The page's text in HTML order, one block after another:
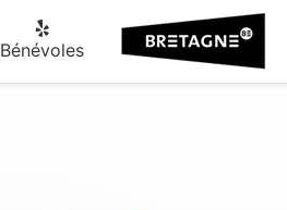
Bénévoles